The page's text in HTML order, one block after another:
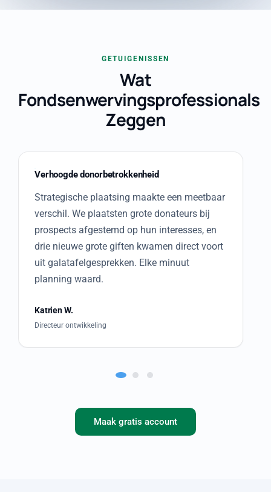
GETUIGENISSEN
Wat
Fondsenwervingsprofessionals
Zeggen
Verhoogde donorbetrokkenheid
Strategische plaatsing maakte een meetbaar
verschil. We plaatsten grote donateurs bij
prospects afgestemd op hun interesses, en
drie nieuwe grote giften kwamen direct voort
uit galatafelgesprekken. Elke minuut
planning waard.
Katrien W.
Directeur ontwikkeling
Maak gratis account